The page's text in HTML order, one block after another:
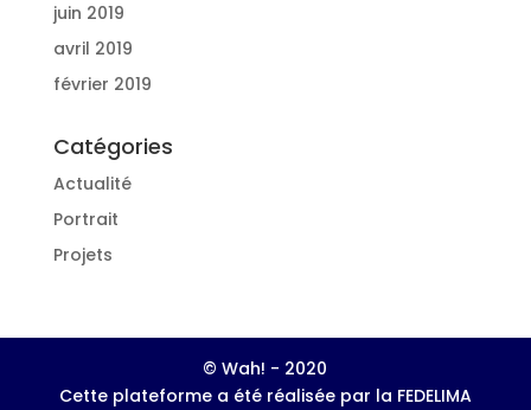
juin 2019
avril 2019
février 2019
Catégories
Actualité
Portrait
Projets
© Wah! - 2020
Cette plateforme a été réalisée par la FEDELIMA